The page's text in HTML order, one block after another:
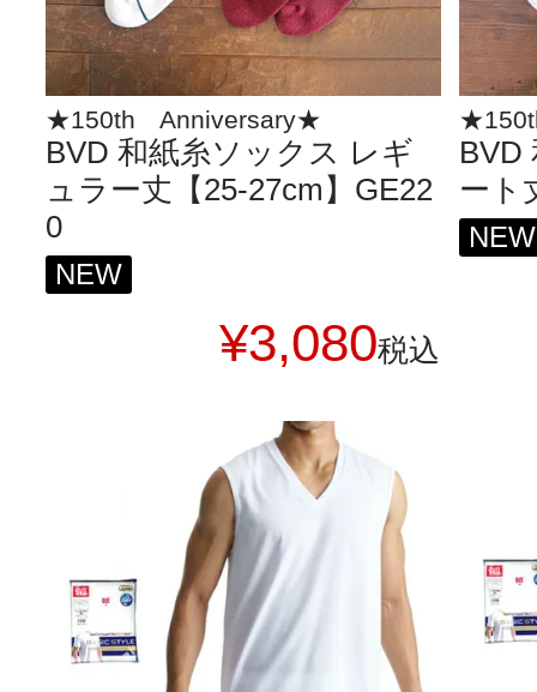
★150th Anniversary★
BVD 和紙糸ソックス レギ
ュラー丈【25-27cm】GE22
0
NEW
¥3,080税込
BVD
ート
NEW